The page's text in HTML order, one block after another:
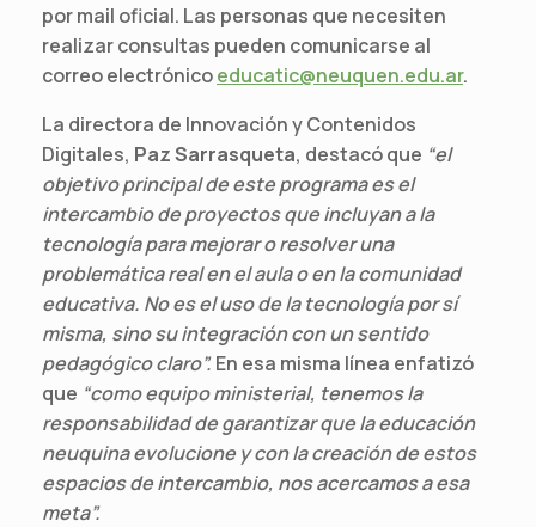
por mail oficial. Las personas que necesiten
realizar consultas pueden comunicarse al
correo electrónicoeducatic@neuquen.edu.ar.
La directora de Innovación y Contenidos
Digitales, Paz Sarrasqueta, destacó que “el
objetivo principal de este programa es el
intercambio de proyectos que incluyan a la
tecnología para mejorar o resolver una
problemática real en el aula o en la comunidad
educativa. No es el uso de la tecnología por sí
misma, sino su integración con un sentido
pedagógico claro”.En esa misma línea enfatizó
que “como equipo ministerial, tenemos la
responsabilidad de garantizar que la educación
neuquina evolucione y con la creación de estos
espacios de intercambio, nos acercamos a esa
meta”.